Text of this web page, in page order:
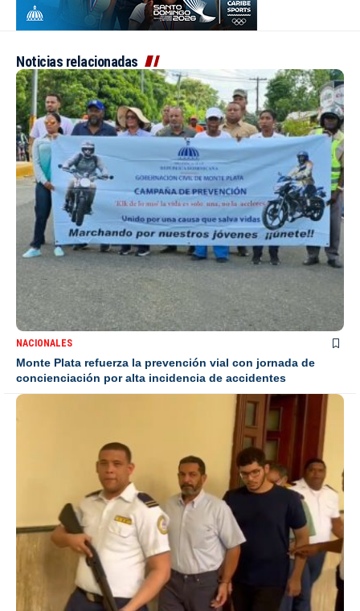
Noticias relacionadas
NACIONALES
Monte Plata refuerza la prevención vial con jornada de
concienciación por alta incidencia de accidentes